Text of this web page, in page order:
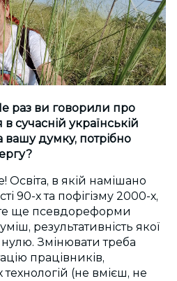
раз ви говорили про
сучасній українській
вашу думку, потрібно
Освіта, в якій намішано
90-х та пофігізму 2000-х,
ще псевдореформи
результативність якої
Змінювати треба
працівників,
технологій (не вмієш, не